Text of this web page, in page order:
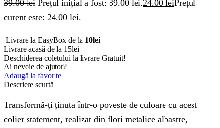
39.00lei Prețul inițial a fost: 39.00 lei.24.00 leiPrețul
curent este: 24.00 lei.
Livrare la EasyBox de la 10lei
Livrare acasă de la 15lei
Deschiderea coletului la livrare Gratuit!
Ai nevoie de ajutor?
Adaugă la favorite
Descriere scurtă
Transformă-ți ținuta într-o poveste de culoare cu acest
colier statement, realizat din flori metalice albastre,